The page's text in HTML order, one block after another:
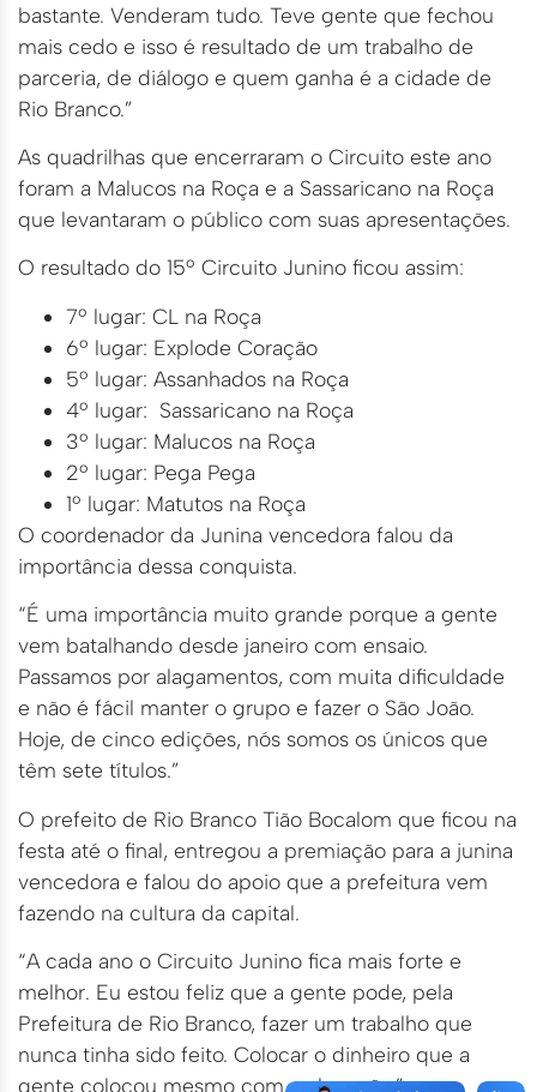
bastante. Venderam tudo. Teve gente que fechou
mais cedo e isso é resultado de um trabalho de
parceria, de diálogo e quem ganha é a cidade de
Rio Branco.”
As quadrilhas que encerraram o Circuito este ano
foram a Malucos na Roça e a Sassaricano na Roça
que levantaram o público com suas apresentações.
O resultado do 15º Circuito Junino ficou assim:
7º lugar: CL na Roça
6º lugar: Explode Coração
5º lugar: Assanhados na Roça
4º lugar: Sassaricano na Roça
3º lugar: Malucos na Roça
2º lugar: Pega Pega
1º lugar: Matutos na Roça
O coordenador da Junina vencedora falou da
importância dessa conquista.
“É uma importância muito grande porque a gente
vem batalhando desde janeiro com ensaio.
Passamos por alagamentos, com muita dificuldade
e não é fácil manter o grupo e fazer o São João.
Hoje, de cinco edições, nós somos os únicos que
têm sete títulos.”
O prefeito de Rio Branco Tião Bocalom que ficou na
festa até o final, entregou a premiação para a junina
vencedora e falou do apoio que a prefeitura vem
fazendo na cultura da capital.
“A cada ano o Circuito Junino fica mais forte e
melhor. Eu estou feliz que a gente pode, pela
Prefeitura de Rio Branco, fazer um trabalho que
nunca tinha sido feito. Colocar o dinheiro que a
gente colocou mesmo com a alagação.”